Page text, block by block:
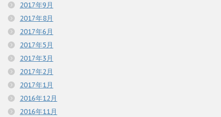
2017年9月
2017年8月
2017年6月
2017年5月
2017年3月
2017年2月
2017年1月
2016年12月
2016年11月